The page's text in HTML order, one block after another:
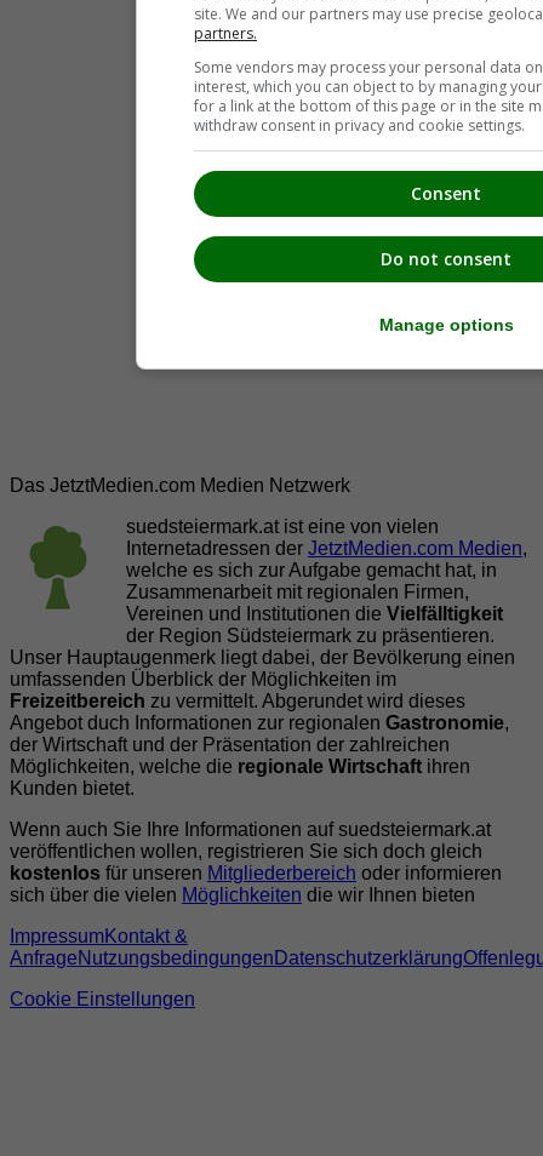
Das JetztMedien.com Medien Netzwerk
suedsteiermark.at ist eine von vielen
Internetadressen der JetztMedien.com Medien,
welche es sich zur Aufgabe gemacht hat, in
Zusammenarbeit mit regionalen Firmen,
Vereinen und Institutionen die Vielfälltigkeit
der Region Südsteiermark zu präsentieren.
Unser Hauptaugenmerk liegt dabei, der Bevölkerung einen
umfassenden Überblick der Möglichkeiten im
Freizeitbereich zu vermittelt. Abgerundet wird dieses
Angebot duch Informationen zur regionalen Gastronomie,
der Wirtschaft und der Präsentation der zahlreichen
Möglichkeiten, welche die regionale Wirtschaft ihren
Kunden bietet.
Wenn auch Sie Ihre Informationen auf suedsteiermark.at
veröffentlichen wollen, registrieren Sie sich doch gleich
kostenlos für unseren Mitgliederbereich oder informieren
sich über die vielen Möglichkeiten die wir Ihnen bieten
ImpressumKontakt &
AnfrageNutzungsbedingungen Datenschutzerklärung
Cookie Einstellungen
site. We and our partners may use precise
partners.
Some vendors may process your personal data
interest, which you can object to by managing
for a link at the bottom of this page or in the site
withdraw consent in privacy and cookie settings.
Consent
Do not consent
Manage options